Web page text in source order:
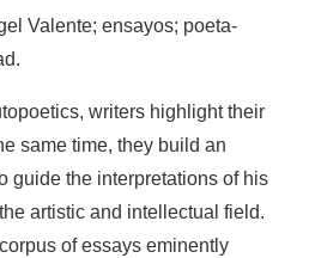
Valente; ensayos; poeta-
writers highlight their
same time, they build an
guide the interpretations of his
artistic and intellectual field.
of essays eminently